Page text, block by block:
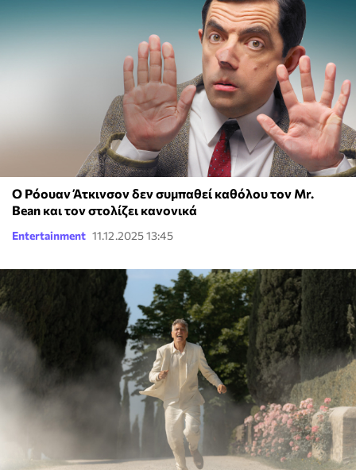
Ο Ρόουαν Άτκινσον δεν συμπαθεί καθόλου τον Mr.
Bean και τον στολίζει κανονικά
Entertainment 11.12.2025 13:45